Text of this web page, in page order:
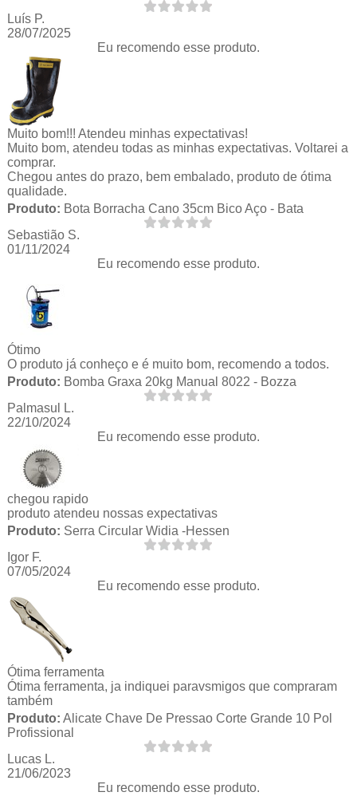
Luís P.
28/07/2025
Eu recomendo esse produto.
Muito bom!!! Atendeu minhas expectativas!
Muito bom, atendeu todas as minhas expectativas. Voltarei a
comprar.
Chegou antes do prazo, bem embalado, produto de ótima
qualidade.
Produto: Bota Borracha Cano 35cm Bico Aço - Bata
Sebastião S.
01/11/2024
Eu recomendo esse produto.
Ótimo
O produto já conheço e é muito bom, recomendo a todos.
Produto: Bomba Graxa 20kg Manual 8022 - Bozza
Palmasul L.
22/10/2024
Eu recomendo esse produto.
chegou rapido
produto atendeu nossas expectativas
Produto: Serra Circular Widia -Hessen
Igor F.
07/05/2024
Eu recomendo esse produto.
Ótima ferramenta
Ótima ferramenta, ja indiquei paravsmigos que compraram
também
Produto: Alicate Chave De Pressao Corte Grande 10 Pol
Profissional
Lucas L.
21/06/2023
Eu recomendo esse produto.